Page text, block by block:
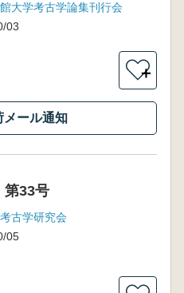
大学考古学論集刊行会
03
＋
メール通知
第33号
古学研究会
05